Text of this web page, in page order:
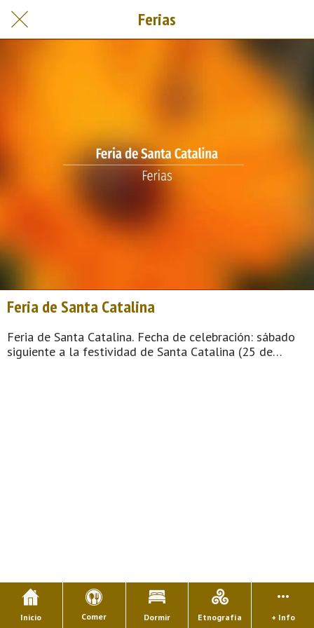
Ferias
Feria de Santa Catalina
Feria de Santa Catalina. Fecha de celebración: sábado
siguiente a la festividad de Santa Catalina (25 de
Inicio Comer Dormir Etnografía + Info